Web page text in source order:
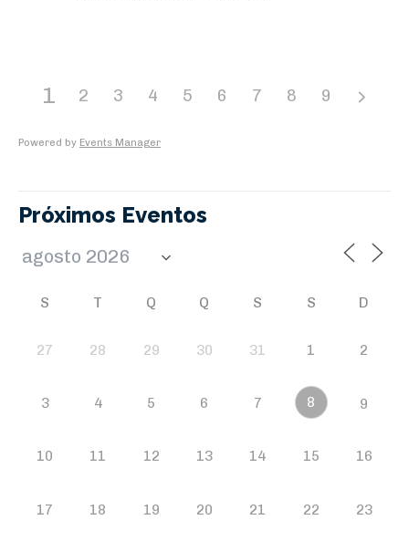
1 2 3 4 5 6 7 8 9
Powered by Events Manager
Próximos Eventos
S T Q Q S S D
27 28 29 30 31 1 2
3 4 5 6 7 8 9
10 11 12 13 14 15 16
17 18 19 20 21 22 23